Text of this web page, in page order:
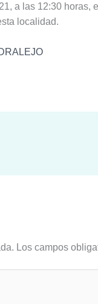
a las 12:30
localidad.
Los campos